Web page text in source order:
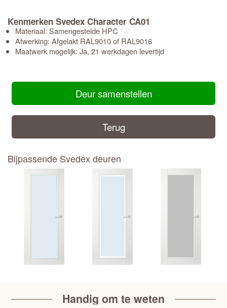
Kenmerken Svedex Character CA01
Materiaal: Samengestelde HPC
Afwerking: Afgelakt RAL9010 of RAL9016
Maatwerk mogelijk: Ja, 21 werkdagen levertijd
Deur samenstellen
Terug
Bijpassende Svedex deuren
Handig om te weten